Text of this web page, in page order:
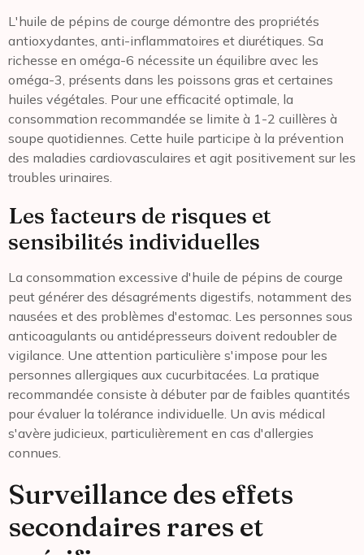
L'huile de pépins de courge démontre des propriétés
antioxydantes, anti-inflammatoires et diurétiques. Sa
richesse en oméga-6 nécessite un équilibre avec les
oméga-3, présents dans les poissons gras et certaines
huiles végétales. Pour une efficacité optimale, la
consommation recommandée se limite à 1-2 cuillères à
soupe quotidiennes. Cette huile participe à la prévention
des maladies cardiovasculaires et agit positivement sur les
troubles urinaires.
Les facteurs de risques et
sensibilités individuelles
La consommation excessive d'huile de pépins de courge
peut générer des désagréments digestifs, notamment des
nausées et des problèmes d'estomac. Les personnes sous
anticoagulants ou antidépresseurs doivent redoubler de
vigilance. Une attention particulière s'impose pour les
personnes allergiques aux cucurbitacées. La pratique
recommandée consiste à débuter par de faibles quantités
pour évaluer la tolérance individuelle. Un avis médical
s'avère judicieux, particulièrement en cas d'allergies
connues.
Surveillance des effets
secondaires rares et